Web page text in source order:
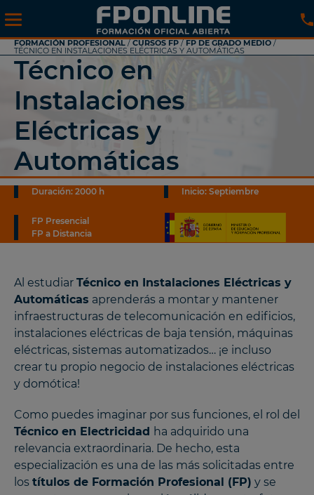
FORMACIÓN PROFESIONAL / CURSOS FP / FP DE GRADO MEDIO /
TÉCNICO EN INSTALACIONES ELÉCTRICAS Y AUTOMÁTICAS
Técnico en
Instalaciones
Eléctricas y
Automáticas
Duración: 2000 h Inicio: Septiembre
FP Presencial
FP a Distancia
Al estudiar Técnico en Instalaciones Eléctricas y
Automáticas aprenderás a montar y mantener
infraestructuras de telecomunicación en edificios,
instalaciones eléctricas de baja tensión, máquinas
eléctricas, sistemas automatizados… ¡e incluso
crear tu propio negocio de instalaciones eléctricas
y domótica!
Como puedes imaginar por sus funciones, el rol del
Técnico en Electricidad ha adquirido una
relevancia extraordinaria. De hecho, esta
especialización es una de las más solicitadas entre
los títulos de Formación Profesional (FP) y se